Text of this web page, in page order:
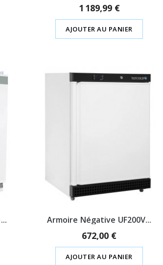
1 189,99 €
AJOUTER AU PANIER
Armoire Négative UF200V...
672,00 €
AJOUTER AU PANIER